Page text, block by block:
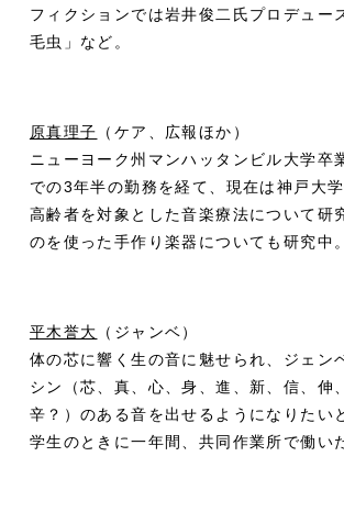
フィクションでは岩井俊二氏プロデュー
毛虫」など。
原真理子 （ケア、広報ほか）
ニューヨーク州マンハッタンビル大学卒
での3年半の勤務を経て、現在は神戸大
高齢者を対象とした音楽療法について研
のを使った手作り楽器についても研究中。
平木誉大 （ジャンベ）
体の芯に響く生の音に魅せられ、ジェン
シン（芯、真、心、身、進、新、信、伸
辛？）のある音を出せるようになりたい
学生のときに一年間、共同作業所で働い